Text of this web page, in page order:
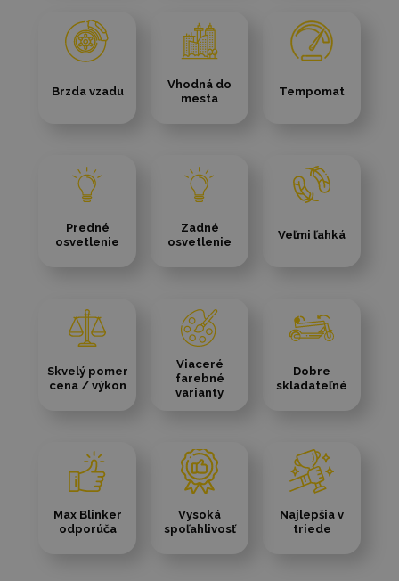
Brzda vzadu
Vhodná do
mesta
Tempomat
Predné
osvetlenie
Zadné
osvetlenie
Veľmi ľahká
Skvelý pomer
cena / výkon
Viaceré
farebné
varianty
Dobre
skladateľné
Max Blinker
odporúča
Vysoká
spoľahlivosť
Najlepšia v
triede